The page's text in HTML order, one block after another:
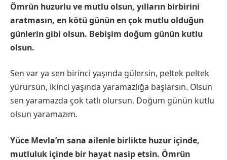
Ömrün huzurlu ve mutlu olsun, yılların birbirini
aratmasın, en kötü günün en çok mutlu olduğun
günlerin gibi olsun. Bebişim doğum günün kutlu
olsun.
Sen var ya sen birinci yaşında gülersin, peltek peltek
yürürsün, ikinci yaşında yaramazlığa başlarsın. Olsun
sen yaramazda çok tatlı olursun. Doğum günün kutlu
olsun yaramazım.
Yüce Mevla’m sana ailenle birlikte huzur içinde,
mutluluk içinde bir hayat nasip etsin. Ömrün